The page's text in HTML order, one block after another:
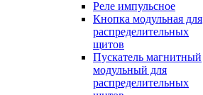
Реле импульсное
Кнопка модульная для
распределительных
щитов
Пускатель магнитный
модульный для
распределительных